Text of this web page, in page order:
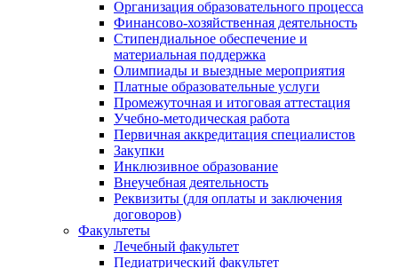
Организация образовательного процесса
Финансово-хозяйственная деятельность
Стипендиальное обеспечение и
материальная поддержка
Олимпиады и выездные мероприятия
Платные образовательные услуги
Промежуточная и итоговая аттестация
Учебно-методическая работа
Первичная аккредитация специалистов
Закупки
Инклюзивное образование
Внеучебная деятельность
Реквизиты (для оплаты и заключения
договоров)
Факультеты
Лечебный факультет
Педиатрический факультет